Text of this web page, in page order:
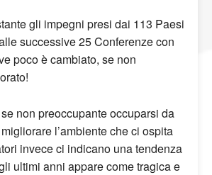
gli impegni presi dai 113 Paesi
successive 25 Conferenze con
poco è cambiato, se non
non preoccupante occuparsi da
l’ambiente che ci ospita
invece ci indicano una tendenza
ultimi anni appare come tragica e